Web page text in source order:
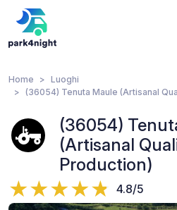
Home
Luoghi
(36054) Tenuta Maule (Artisanal
(36054)
(Artisanal
Production)
4.8/5